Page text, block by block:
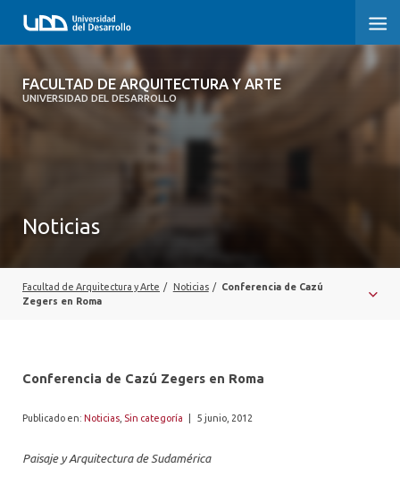
FACULTAD DE ARQUITECTURA Y ARTE
UNIVERSIDAD DEL DESARROLLO
FACULTAD DE ARQUITECTURA Y ARTE
MAGÍSTER
Noticias
Facultad de Arquitectura y Arte / Noticias / Conferencia de Cazú
Zegers en Roma
Conferencia de Cazú Zegers en Roma
Publicado en: Noticias Sin categoría 5 junio, 2012
Paisaje y Arquitectura de Sudamérica